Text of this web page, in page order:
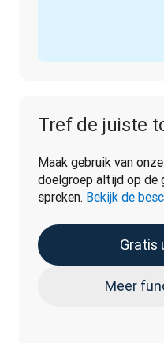
Tref de juiste
Maak gebruik van
doelgroep altijd op de
spreken. Bekijk de
Gratis
Meer